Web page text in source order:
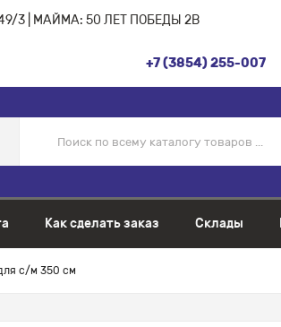
3 | МАЙМА: 50 ЛЕТ ПОБЕДЫ 2В
+7 (3854) 255-007
Как сделать заказ Склады
с/м 350 см